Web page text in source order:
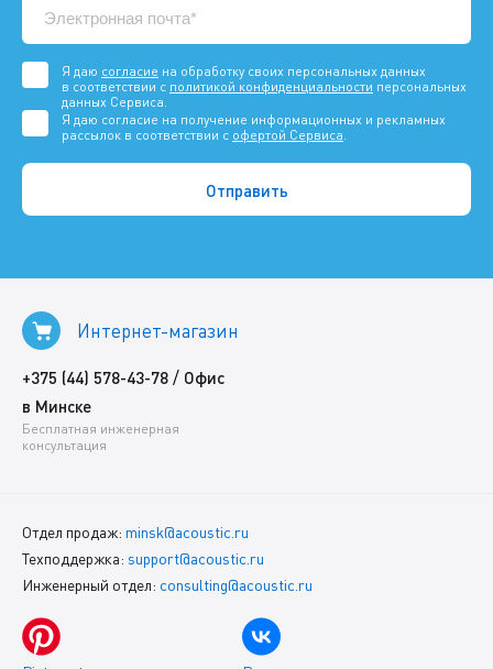
Я даю согласие на обработку своих персональных данных
в соответствии с политикой конфиденциальности персональных
данных Сервиса.
Я даю согласие на получение информационных и рекламных
рассылок в соответствии с офертой Сервиса.
Интернет-магазин
+375 (44) 578-43-78 / Офис
в Минске
Бесплатная инженерная
консультация
Отдел продаж: minsk@acoustic.ru
Техподдержка: support@acoustic.ru
Инженерный отдел: consulting@acoustic.ru